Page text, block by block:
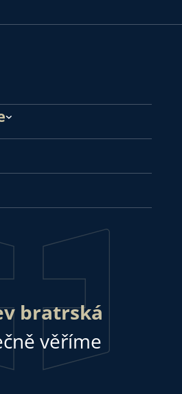
bratrská
věříme